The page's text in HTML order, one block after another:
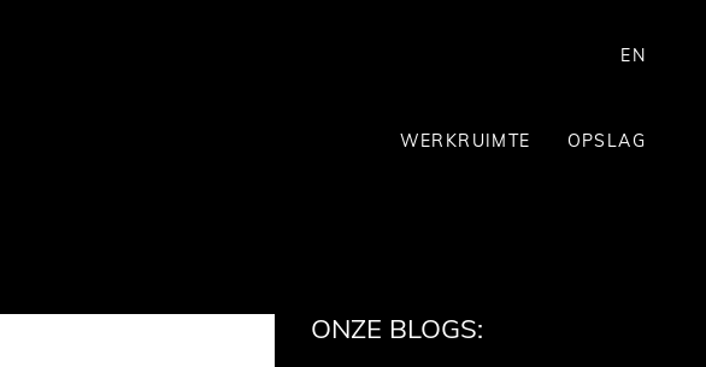
EN
WERKRUIMTE OPSLAG
ONZE BLOGS: